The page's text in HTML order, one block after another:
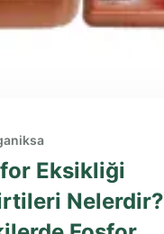
Eksikliği
Nelerdir?